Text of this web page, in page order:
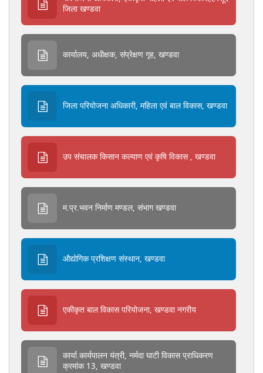
जिला खण्डवा
कार्यालय, अधीक्षक, संप्रेक्षण गृह, खण्डवा
जिला परियोजना अधिकारी, महिला एवं बाल विकास, खण्डवा
उप संचालक किसान कल्याण एवं कृषि विकास , खण्डवा
म.प्र.भवन निर्माण मण्डल, संभाग खण्डवा
औद्योगिक प्रशिक्षण संस्थान, खण्डवा
एकीकृत बाल विकास परियोजना, खण्डवा नगरीय
कार्या.कार्यपालन यंत्री, नर्मदा घाटी विकास प्राधिकरण
क्रमांक 13, खण्डवा